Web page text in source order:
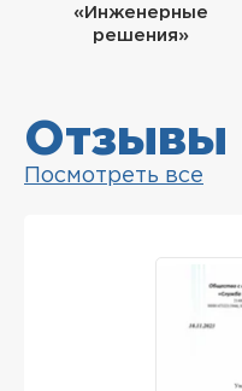
«Инженерные
решения»
Отзывы
Посмотреть все